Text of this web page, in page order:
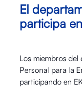
El
participa
Los miembros
Personal para la
participando en